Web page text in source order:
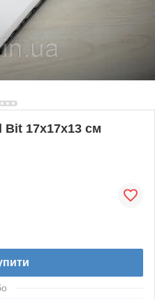
17х17х13 см